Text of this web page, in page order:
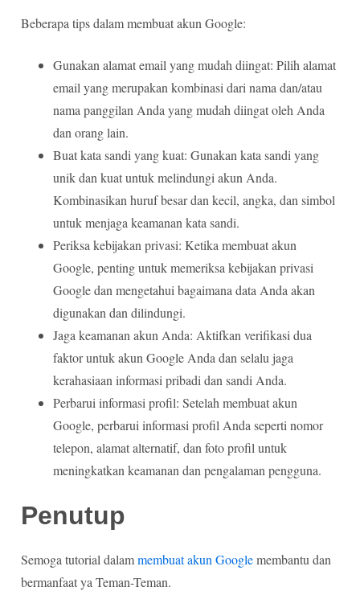
Beberapa tips dalam membuat akun Google:
Gunakan alamat email yang mudah diingat: Pilih alamat
email yang merupakan kombinasi dari nama dan/atau
nama panggilan Anda yang mudah diingat oleh Anda
dan orang lain.
Buat kata sandi yang kuat: Gunakan kata sandi yang
unik dan kuat untuk melindungi akun Anda.
Kombinasikan huruf besar dan kecil, angka, dan simbol
untuk menjaga keamanan kata sandi.
Periksa kebijakan privasi: Ketika membuat akun
Google, penting untuk memeriksa kebijakan privasi
Google dan mengetahui bagaimana data Anda akan
digunakan dan dilindungi.
Jaga keamanan akun Anda: Aktifkan verifikasi dua
faktor untuk akun Google Anda dan selalu jaga
kerahasiaan informasi pribadi dan sandi Anda.
Perbarui informasi profil: Setelah membuat akun
Google, perbarui informasi profil Anda seperti nomor
telepon, alamat alternatif, dan foto profil untuk
meningkatkan keamanan dan pengalaman pengguna.
Penutup
Semoga tutorial dalammembuat akun Googlemembantu dan
bermanfaat ya Teman-Teman.